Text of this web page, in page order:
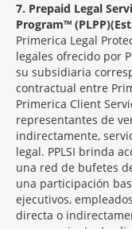
7 Prepaid Legal
Program™
Primerica Legal
legales ofrecido por
su subsidiaria
contractual entre
Primerica Client
representantes de
indirectamente,
legal. PPLSI brinda
una red de bufetes
una participación
ejecutivos,
directa o